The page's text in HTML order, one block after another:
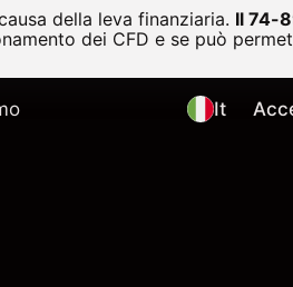
della leva finanziaria. Il 74-
dei CFD e se può
It